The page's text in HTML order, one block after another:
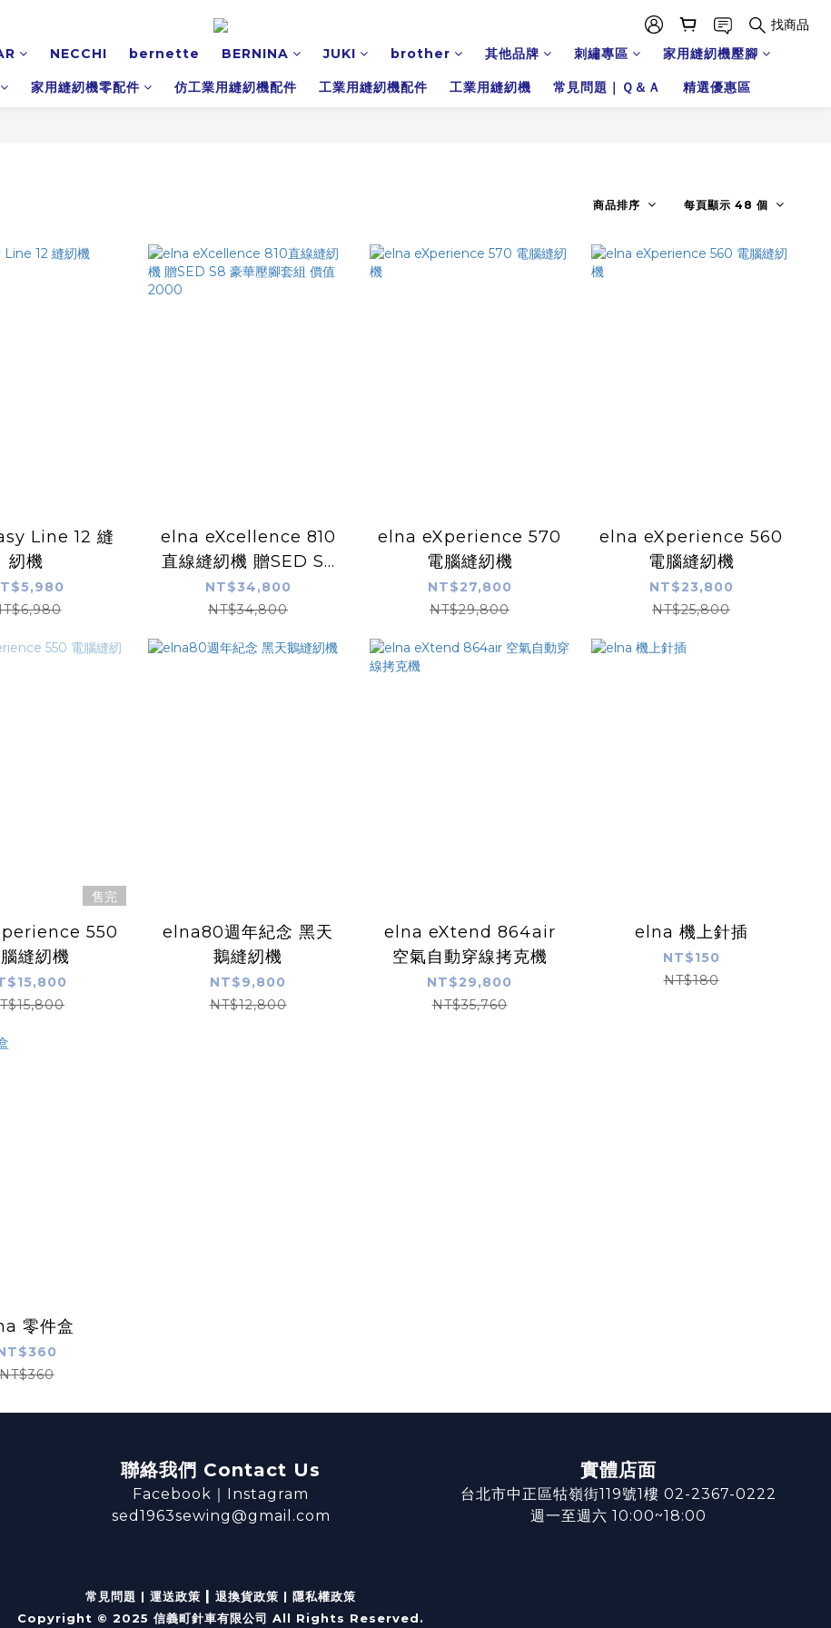
找商品
NECCHI bernette BERNINA JUKI brother 其他品牌 刺繡專區 家用縫紉機壓腳
家用縫紉機零配件 仿工業用縫紉機配件 工業用縫紉機配件 工業用縫紉機 常見問題｜Ｑ＆Ａ 精選優惠區
商品排序 每頁顯示 48 個
Line 12 縫
紉機
elna eXcellence 810
直線縫紉機 贈SED S8
豪華壓腳套組 價值
2000
NT$34,800
NT$34,800
elna eXperience 570
電腦縫紉機
NT$27,800
NT$29,800
elna eXperience 560
電腦縫紉機
NT$23,800
NT$25,800
售完
550
縫紉機
elna80週年紀念 黑天
鵝縫紉機
NT$9,800
NT$12,800
elna eXtend 864air
空氣自動穿線拷克機
NT$29,800
NT$35,760
elna 機上針插
NT$150
NT$180
零件盒
聯絡我們 Contact Us
Facebook ｜ Instagram
sed1963sewing@gmail.com
實體店面
台北市中正區牯嶺街119號1樓 02-2367-0222
週一至週六 10:00~18:00
常見問題 | 運送政策 | 退換貨政策 | 隱私權政策
Copyright © 2025 信義町針車有限公司 All Rights Reserved.